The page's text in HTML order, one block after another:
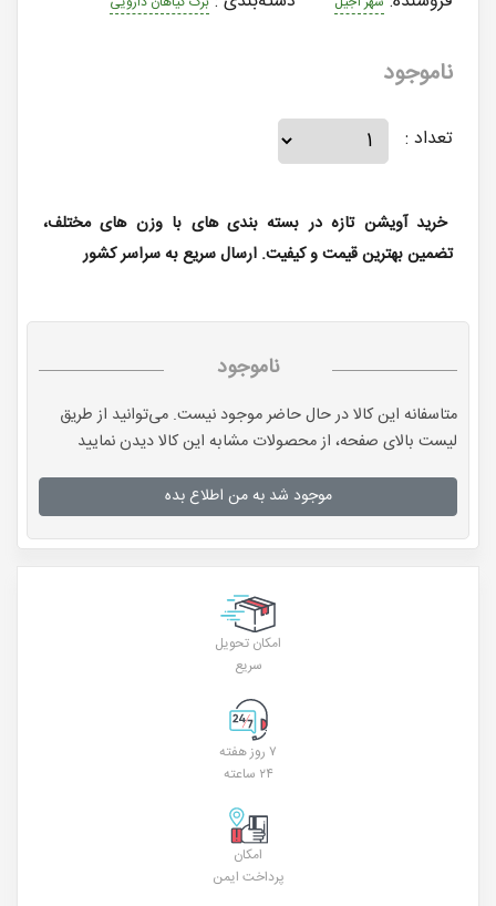
ناموجود
تعداد :
خرید آویشن تازه در بسته بندی های با وزن های مختلف،
تضمین بهترین قیمت و کیفیت. ارسال سریع به سراسر کشور
ناموجود
متاسفانه این کالا در حال حاضر موجود نیست. می‌توانید از طریق
لیست بالای صفحه، از محصولات مشابه این کالا دیدن نمایید
موجود شد به من اطلاع بده
امکان تحویل
سریع
۷ روز هفته
۲۴ ساعته
امکان
پرداخت ایمن